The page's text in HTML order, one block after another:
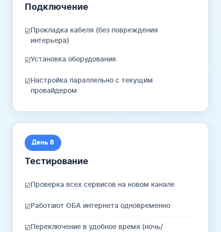
Подключение
☑️Прокладка кабеля (без повреждения
интерьера)
☑️Установка оборудования
☑️Настройка параллельно с текущим
провайдером
День 6
Тестирование
☑️Проверка всех сервисов на новом канале
☑️Работают ОБА интернета одновременно
☑️Переключение в удобное время (ночь/